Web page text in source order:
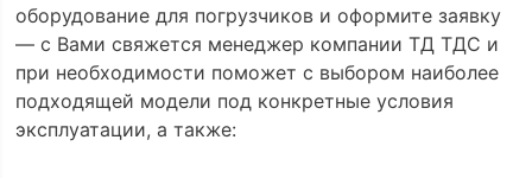
оборудование для погрузчиков и оформите заявку
— с Вами свяжется менеджер компании ТД ТДС и
при необходимости поможет с выбором наиболее
подходящей модели под конкретные условия
эксплуатации, а также: